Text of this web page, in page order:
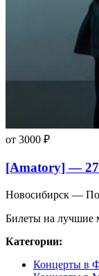
от 3000 ₽
[Amatory] —
Новосибирск —
Билеты на лучшие
Категории:
Концерты в